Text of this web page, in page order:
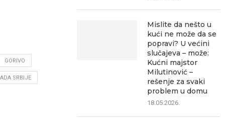
GORIVO
SRBIJE
Mislite da nešto u
kući ne može da se
popravi? U većini
slučajeva – može:
Kućni majstor
Milutinović –
rešenje za svaki
problem u domu
18.05.2026.